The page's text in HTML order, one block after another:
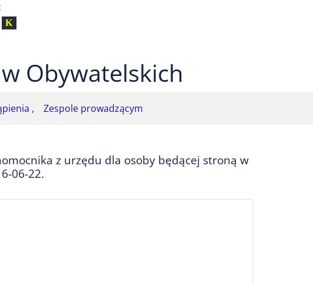
biały tekst na czarnym
Kontrast czarny tekst na żółtym
Obywatelskich
, Zespole prowadzącym
z urzędu dla osoby będącej stroną w
06-22.